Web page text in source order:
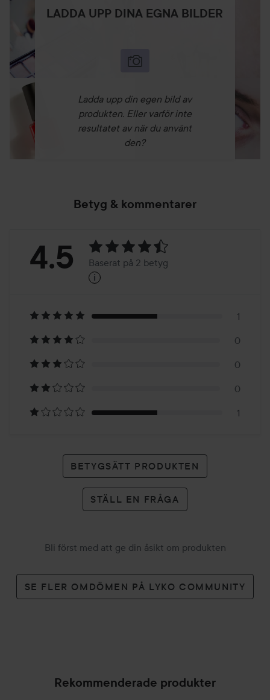
LADDA UPP DINA EGNA BILDER
Ladda upp din egen bild av
produkten. Eller varför inte
resultatet av när du använt
den?
Betyg & kommentarer
Betyg:
Baserat
på
2
betyg
4.5 Baserat på 2 betyg
i
1
0
0
0
1
BETYGSÄTT PRODUKTEN
STÄLL EN FRÅGA
Bli först med att ge din åsikt om produkten
SE FLER OMDÖMEN PÅ LYKO COMMUNITY
Rekommenderade produkter